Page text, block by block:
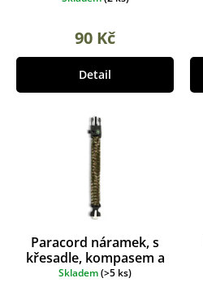
90 Kč
Detail
Paracord náramek, s
křesadle, kompasem a
píšťalkou mask
Skladem(>5 ks)